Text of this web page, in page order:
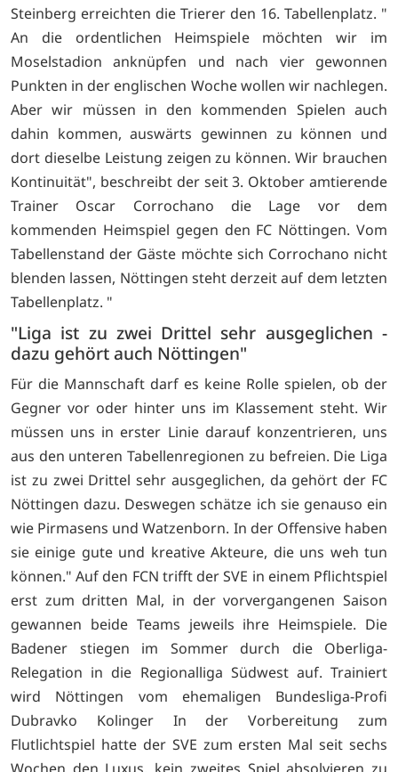
Steinberg erreichten die Trierer den 16. Tabellenplatz. "
An die ordentlichen Heimspiele möchten wir im
Moselstadion anknüpfen und nach vier gewonnen
Punkten in der englischen Woche wollen wir nachlegen.
Aber wir müssen in den kommenden Spielen auch
dahin kommen, auswärts gewinnen zu können und
dort dieselbe Leistung zeigen zu können. Wir brauchen
Kontinuität", beschreibt der seit 3. Oktober amtierende
Trainer Oscar Corrochano die Lage vor dem
kommenden Heimspiel gegen den FC Nöttingen. Vom
Tabellenstand der Gäste möchte sich Corrochano nicht
blenden lassen, Nöttingen steht derzeit auf dem letzten
Tabellenplatz. "
"Liga ist zu zwei Drittel sehr ausgeglichen -
dazu gehört auch Nöttingen"
Für die Mannschaft darf es keine Rolle spielen, ob der
Gegner vor oder hinter uns im Klassement steht. Wir
müssen uns in erster Linie darauf konzentrieren, uns
aus den unteren Tabellenregionen zu befreien. Die Liga
ist zu zwei Drittel sehr ausgeglichen, da gehört der FC
Nöttingen dazu. Deswegen schätze ich sie genauso ein
wie Pirmasens und Watzenborn. In der Offensive haben
sie einige gute und kreative Akteure, die uns weh tun
können." Auf den FCN trifft der SVE in einem Pflichtspiel
erst zum dritten Mal, in der vorvergangenen Saison
gewannen beide Teams jeweils ihre Heimspiele. Die
Badener stiegen im Sommer durch die Oberliga-
Relegation in die Regionalliga Südwest auf. Trainiert
wird Nöttingen vom ehemaligen Bundesliga-Profi
Dubravko Kolinger In der Vorbereitung zum
Flutlichtspiel hatte der SVE zum ersten Mal seit sechs